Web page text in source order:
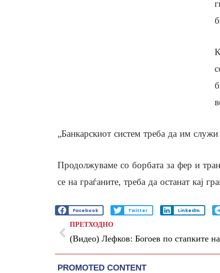
„Банкарскиот систем треба да им
Продолжуваме со борбата за фер и
се на граѓаните, треба да останат кај
Facebook Twitter LinkedIn
ПРЕТХОДНО